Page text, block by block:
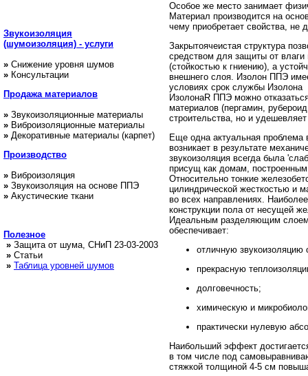
Звукоизоляция
(шумоизоляция) - услуги
» Снижение уровня шумов
» Консультации
Продажаматериалов
» Звукоизоляционные материалы
» Виброизоляционные материалы
» Декоративные материалы (карпет)
Производство
» Виброизоляция
» Звукоизоляция на основе ППЭ
» Акустические ткани
Полезное
» Защита от шума, СНиП 23-03-2003
» Статьи
» Таблица уровней шумов
Особое же место занимает
Материал производится на
чему приобретает свойства,
Закрытоячеистая структура
средством для защиты от влаги
(стойкостью к гниению), а
внешнего слоя. Изолон ППЭ
условиях срок службы Изолона
ИзолонаR ППЭ можно
материалов (пергамин,
строительства, но и удешевляет
Еще одна актуальная проблема
возникает в результате
звукоизоляция всегда была
присущ как домам,
Относительно тонкие
цилиндрической жесткостью и
во всех направлениях.
конструкции пола от несущей
Идеальным разделяющим
обеспечивает:
отличную
прекрасную
долговечность;
химическую и
практически нулевую
Наибольший эффект
в том числе под
стяжкой толщиной 4-5 см